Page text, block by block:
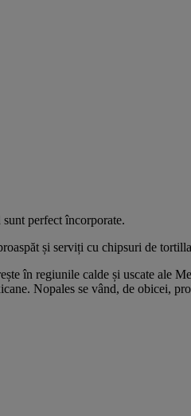
perfect încorporate.
și serviți cu chipsuri de
în regiunile calde și uscate ale
Nopales se vând, de obicei,